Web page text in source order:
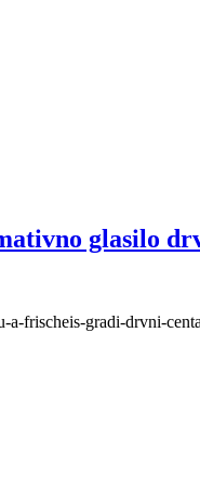
glasilo
a-frischeis-gradi-drvni-